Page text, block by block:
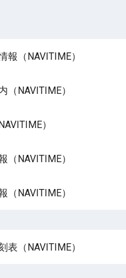
報（NAVITIME）
（NAVITIME）
）
（NAVITIME）
（NAVITIME）
表（NAVITIME）